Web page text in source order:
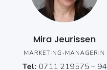
Mira Jeurissen
MARKETING-MANAGERIN
Tel: 0711 219575 – 94